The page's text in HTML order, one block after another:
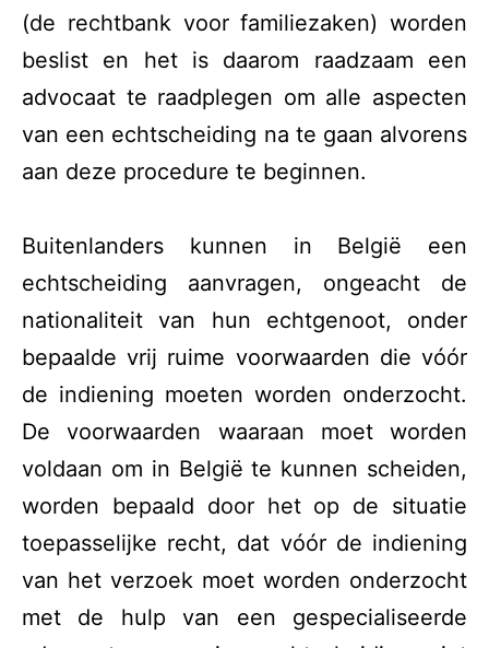
(de rechtbank voor familiezaken) worden
beslist en het is daarom raadzaam een
advocaat te raadplegen om alle aspecten
van een echtscheiding na te gaan alvorens
aan deze procedure te beginnen.
Buitenlanders kunnen in België een
echtscheiding aanvragen, ongeacht de
nationaliteit van hun echtgenoot, onder
bepaalde vrij ruime voorwaarden die vóór
de indiening moeten worden onderzocht.
De voorwaarden waaraan moet worden
voldaan om in België te kunnen scheiden,
worden bepaald door het op de situatie
toepasselijke recht, dat vóór de indiening
van het verzoek moet worden onderzocht
met de hulp van een gespecialiseerde